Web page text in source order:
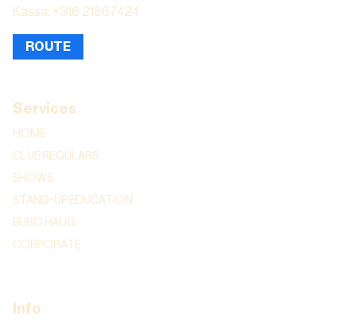
Kassa: +316 21867424
ROUTE
Services
HOME
CLUB REGULARS
SHOWS
STAND-UP EDUCATION
BURO HAUG
CORPORATE
Info